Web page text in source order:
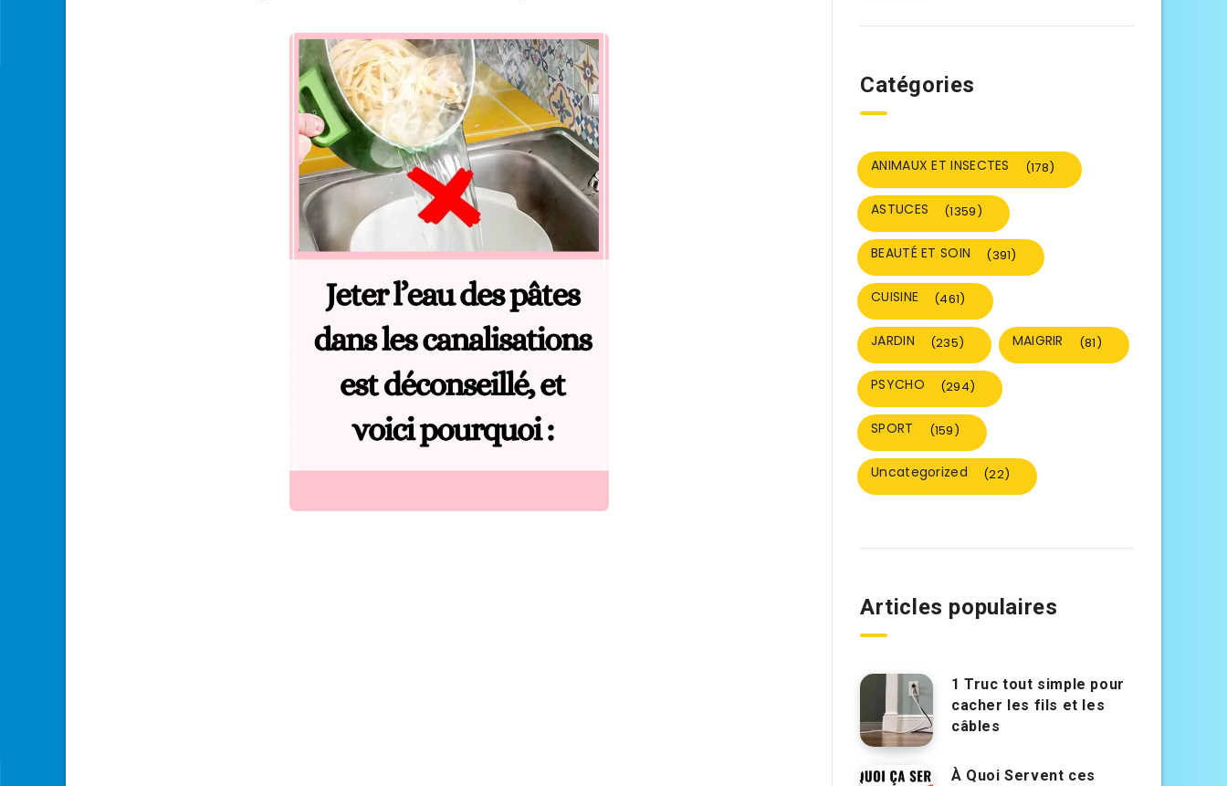
Catégories
ANIMAUX ET INSECTES (178)
ASTUCES (1359)
BEAUTÉ ET SOIN (391)
CUISINE (461)
JARDIN (235) MAIGRIR (81)
PSYCHO (294)
SPORT (159)
Uncategorized (22)
Articles populaires
1 Truc tout simple pour
cacher les fils et les
câbles
À Quoi Servent ces